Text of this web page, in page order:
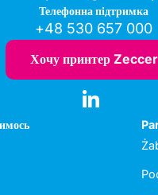
Телефонна підтримка
+48 530 657 000
Хочу принтер Zeccer